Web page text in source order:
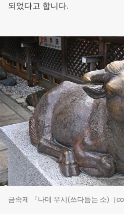
되었다고 합니다.
금속제 『나데 우시(쓰다듬는 소)（